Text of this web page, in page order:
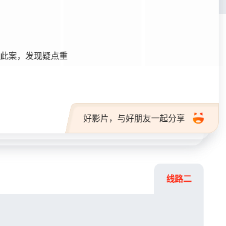
案，发现疑点重
好影片，与好朋友一起分享
线路二